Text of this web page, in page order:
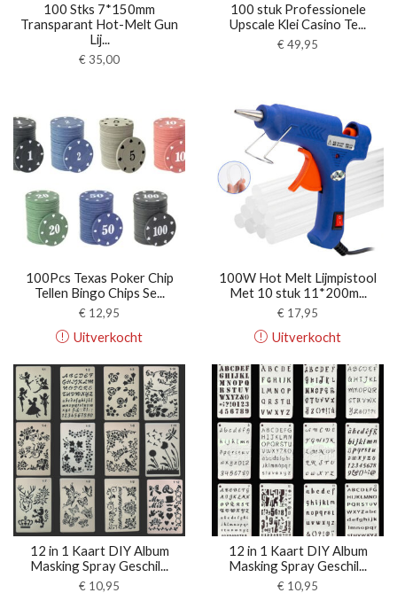
100 Stks 7*150mm
Transparant Hot-Melt Gun
Lij...
€ 35,00
100 stuk Professionele
Upscale Klei Casino Te...
€49,95
100Pcs Texas Poker Chip
Tellen Bingo Chips Se...
€ 12,95
Uitverkocht
100W Hot Melt Lijmpistool
Met 10 stuk 11*200m...
€ 17,95
Uitverkocht
12 in 1 Kaart DIY Album
Masking Spray Geschil...
€ 10,95
12 in 1 Kaart DIY Album
Masking Spray Geschil...
€ 10,95